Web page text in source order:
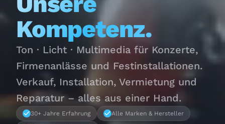
Kompetenz.
Ton · Licht · Multimedia für Konzerte,
Firmenanlässe und Festinstallationen.
Verkauf, Installation, Vermietung und
Reparatur – alles aus einer Hand.
30+ Jahre Erfahrung Alle Marken & Hersteller